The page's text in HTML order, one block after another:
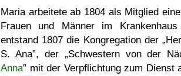
Maria arbeitete ab 1804 als Mitglied
Frauen und Männer im
entstand 1807 die Kongregation der
S. Ana , der
Schwestern von der
Anna
mit der Verpflichtung zum Dienst